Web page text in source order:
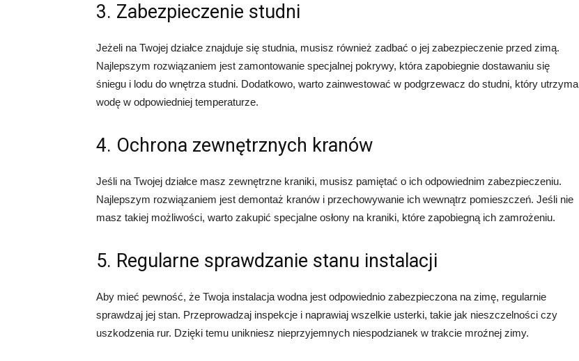
3. Zabezpieczenie studni
Jeżeli na Twojej działce znajduje się studnia, musisz również zadbać o jej zabezpieczenie przed zimą.
Najlepszym rozwiązaniem jest zamontowanie specjalnej pokrywy, która zapobiegnie dostawaniu się
śniegu i lodu do wnętrza studni. Dodatkowo, warto zainwestować w podgrzewacz do studni, który utrzyma
wodę w odpowiedniej temperaturze.
4. Ochrona zewnętrznych kranów
Jeśli na Twojej działce masz zewnętrzne kraniki, musisz pamiętać o ich odpowiednim zabezpieczeniu.
Najlepszym rozwiązaniem jest demontaż kranów i przechowywanie ich wewnątrz pomieszczeń. Jeśli nie
masz takiej możliwości, warto zakupić specjalne osłony na kraniki, które zapobiegną ich zamrożeniu.
5. Regularne sprawdzanie stanu instalacji
Aby mieć pewność, że Twoja instalacja wodna jest odpowiednio zabezpieczona na zimę, regularnie
sprawdzaj jej stan. Przeprowadzaj inspekcje i naprawiaj wszelkie usterki, takie jak nieszczelności czy
uszkodzenia rur. Dzięki temu unikniesz nieprzyjemnych niespodzianek w trakcie mroźnej zimy.